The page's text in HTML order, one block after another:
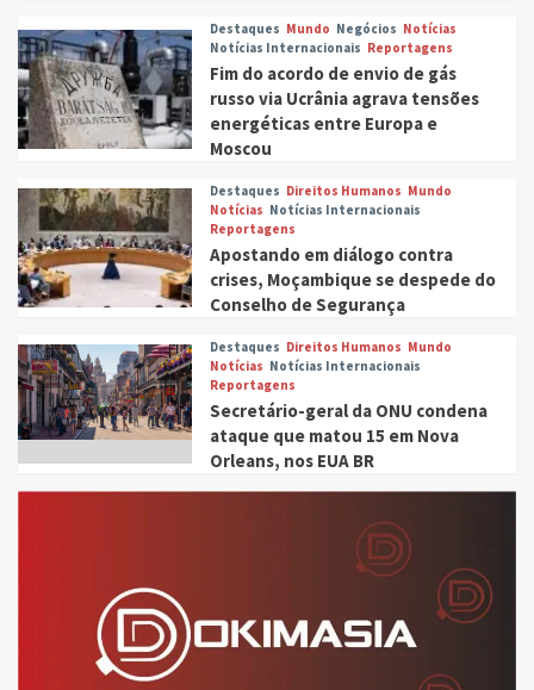
Destaques Mundo Negócios Notícias
Notícias Internacionais Reportagens
Fim do acordo de envio de gás
russo via Ucrânia agrava tensões
energéticas entre Europa e
Moscou
Destaques Direitos Humanos Mundo
Notícias Notícias Internacionais
Reportagens
Apostando em diálogo contra
crises, Moçambique se despede do
Conselho de Segurança
Destaques Direitos Humanos Mundo
Notícias Notícias Internacionais
Reportagens
Secretário-geral da ONU condena
ataque que matou 15 em Nova
Orleans, nos EUA BR